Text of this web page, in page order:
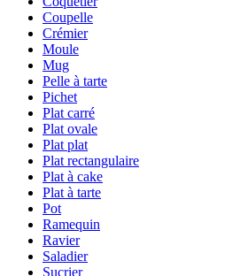
Coupelle
Crémier
Moule
Mug
Pelle à tarte
Pichet
Plat carré
Plat ovale
Plat plat
Plat rectangulaire
Plat à cake
Plat à tarte
Pot
Ramequin
Ravier
Saladier
Sucrier